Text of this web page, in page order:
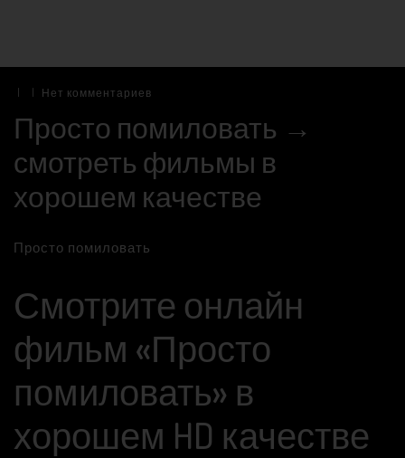
Нет комментариев
Просто помиловать →
смотреть фильмы в
хорошем качестве
Просто помиловать
Смотрите онлайн
фильм «Просто
помиловать» в
хорошем HD качестве